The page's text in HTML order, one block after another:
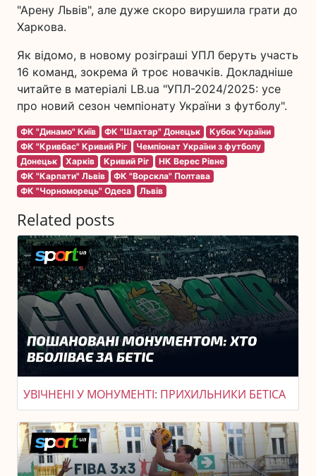
"Арену Львів", але дуже скоро вирушила грати до
Харкова.
Як відомо, в новому розіграші УПЛ беруть участь
16 команд, зокрема й троє новачків. Докладніше
читайте в матеріалі LB.ua "УПЛ-2024/2025: усе
про новий сезон чемпіонату України з футболу".
ФК "Динамо" Київ ФК "Шахтар" Донецьк
Кубок України
ФК "Кривбас" Кривий Ріг
Чемпіонат України з футболу
Донецьк
Харків Кривий Ріг
НК Верес Рівне
ФК "Карпати" Львів
ФК "Ворскла" Полтава
ФК "Чорноморець" Одеса
Львів
Related posts
УВІЧНЕНІ У МОНУМЕНТІ: ПРИХИЛЬНИКИ БЕТІСА